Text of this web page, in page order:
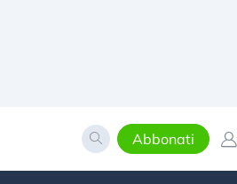
Abbonati